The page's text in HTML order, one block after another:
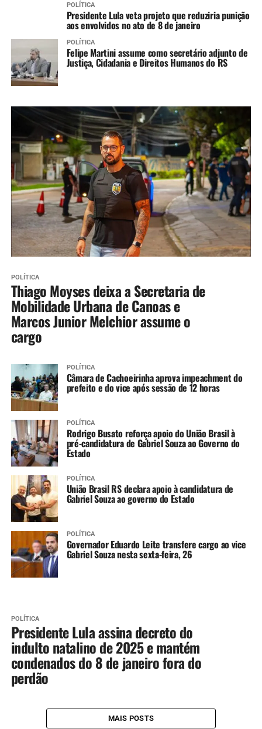
POLÍTICA
Presidente Lula veta projeto que reduziria punição
aos envolvidos no ato de 8 de janeiro
POLÍTICA
Felipe Martini assume como secretário adjunto de
Justiça, Cidadania e Direitos Humanos do RS
POLÍTICA
Thiago Moyses deixa a Secretaria de
Mobilidade Urbana de Canoas e
Marcos Junior Melchior assume o
cargo
POLÍTICA
Câmara de Cachoeirinha aprova impeachment do
prefeito e do vice após sessão de 12 horas
POLÍTICA
Rodrigo Busato reforça apoio do União Brasil à
pré-candidatura de Gabriel Souza ao Governo do
Estado
POLÍTICA
União Brasil RS declara apoio à candidatura de
Gabriel Souza ao governo do Estado
POLÍTICA
Governador Eduardo Leite transfere cargo ao vice
Gabriel Souza nesta sexta-feira, 26
POLÍTICA
Presidente Lula assina decreto do
indulto natalino de 2025 e mantém
condenados do 8 de janeiro fora do
perdão
MAIS POSTS